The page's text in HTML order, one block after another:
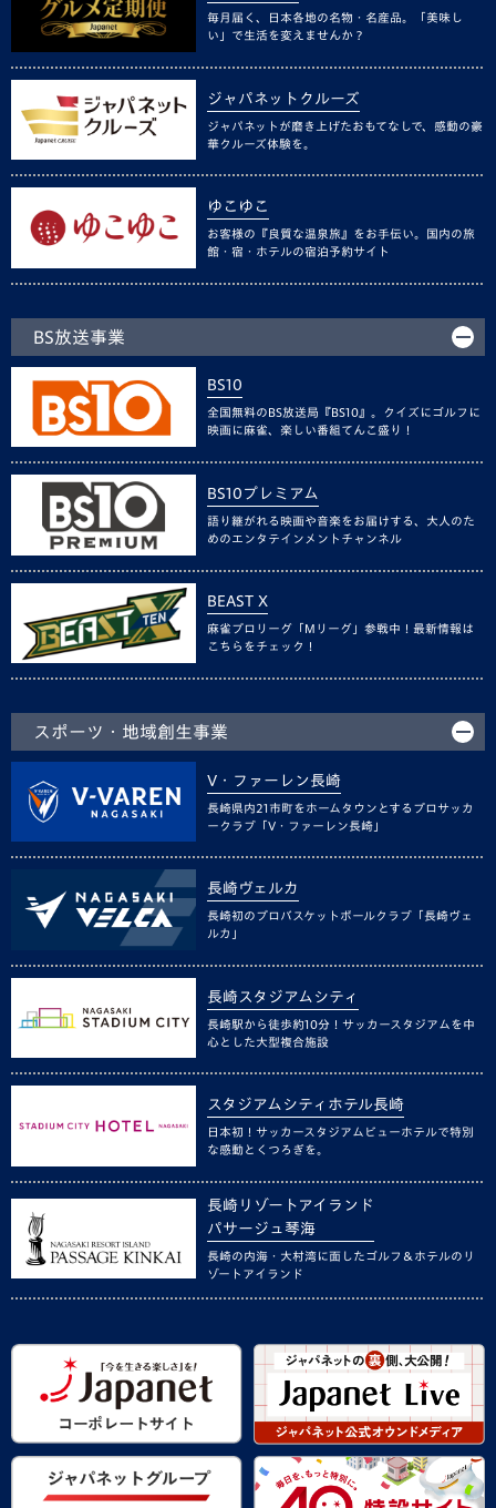
毎月届く、日本各地の名物・名産品。「美味し
い」で生活を変えませんか？
ジャパネットクルーズ
ジャパネットが磨き上げたおもてなしで、感動の豪
華クルーズ体験を。
ゆこゆこ
お客様の『良質な温泉旅』をお手伝い。国内の旅
館・宿・ホテルの宿泊予約サイト
BS放送事業
BS10
全国無料のBS放送局『BS10』。クイズにゴルフに
映画に麻雀、楽しい番組てんこ盛り！
BS10プレミアム
語り継がれる映画や音楽をお届けする、大人のた
めのエンタテインメントチャンネル
BEAST X
麻雀プロリーグ「Mリーグ」参戦中！最新情報は
こちらをチェック！
スポーツ・地域創生事業
V・ファーレン長崎
長崎県内21市町をホームタウンとするプロサッカ
ークラブ「V・ファーレン長崎」
長崎ヴェルカ
長崎初のプロバスケットボールクラブ「長崎ヴェ
ルカ」
長崎スタジアムシティ
長崎駅から徒歩約10分！サッカースタジアムを中
心とした大型複合施設
スタジアムシティホテル長崎
日本初！サッカースタジアムビューホテルで特別
な感動とくつろぎを。
長崎リゾートアイランド
パサージュ琴海
長崎の内海・大村湾に面したゴルフ＆ホテルのリ
ゾートアイランド